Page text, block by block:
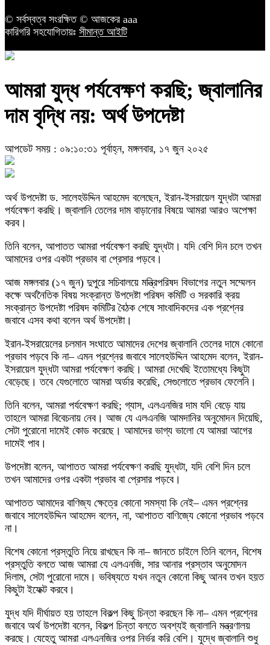
© সর্বস্বত্ব সংরক্ষিত © আজকের aaa
কারিগরি সহযোগিতায়ঃ সীমান্ত আইটি
আমরা যুদ্ধ পর্যবেক্ষণ করছি; জ্বালানির
দাম বৃদ্ধি নয়: অর্থ উপদেষ্টা
আপডেট সময় : ০৯:১০:৩১ পূর্বাহ্ন, মঙ্গলবার, ১৭ জুন ২০২৫
অর্থ উপদেষ্টা ড. সালেহউদ্দিন আহমেদ বলেছেন, ইরান-ইসরায়েল যুদ্ধটা আমরা
পর্যবেক্ষণ করছি। জ্বালানি তেলের দাম বাড়ানোর বিষয়ে আমরা আরও অপেক্ষা
করব।
তিনি বলেন, আপাতত আমরা পর্যবেক্ষণ করছি যুদ্ধটা। যদি বেশি দিন চলে তখন
আমাদের ওপর একটা প্রভাব বা প্রেসার পড়বে।
আজ মঙ্গলবার (১৭ জুন) দুপুরে সচিবালয়ে মন্ত্রিপরিষদ বিভাগের নতুন সম্মেলন
কক্ষে অর্থনৈতিক বিষয় সংক্রান্ত উপদেষ্টা পরিষদ কমিটি ও সরকারি ক্রয়
সংক্রান্ত উপদেষ্টা পরিষদ কমিটির বৈঠক শেষে সাংবাদিকদের এক প্রশ্নের
জবাবে এসব কথা বলেন অর্থ উপদেষ্টা।
ইরান-ইসরায়েলের চলমান সংঘাতে আমাদের দেশের জ্বালানি তেলের দামে কোনো
প্রভাব পড়বে কি না– এমন প্রশ্নের জবাবে সালেহউদ্দিন আহমেদ বলেন, ইরান-
ইসরায়েল যুদ্ধটা আমরা পর্যবেক্ষণ করছি। আমরা দেখেছি ইতোমধ্যে কিছুটা
বেড়েছে। তবে যেগুলোতে আমরা অর্ডার করেছি, সেগুলোতে প্রভাব ফেলেনি।
তিনি বলেন, আমরা পর্যবেক্ষণ করছি; গ্যাস, এলএনজির দাম যদি বেড়ে যায়
তাহলে আমরা বিবেচনায় নেব। আজ যে এলএনজি আমদানির অনুমোদন দিয়েছি,
সেটা পুরোনো দামেই কোড করেছে। আমাদের ভাগ্য ভালো যে আমরা আগের
দামেই পাব।
উপদেষ্টা বলেন, আপাতত আমরা পর্যবেক্ষণ করছি যুদ্ধটা, যদি বেশি দিন চলে
তখন আমাদের ওপর একটা প্রভাব বা প্রেসার পড়বে।
আপাতত আমাদের বাণিজ্য ক্ষেত্রে কোনো সমস্যা কি নেই– এমন প্রশ্নের
জবাবে সালেহউদ্দিন আহমেদ বলেন, না, আপাতত বাণিজ্যে কোনো প্রভাব পড়বে
না।
বিশেষ কোনো প্রস্তুতি নিয়ে রাখছেন কি না– জানতে চাইলে তিনি বলেন, বিশেষ
প্রস্তুতি বলতে আজ আমরা যে এলএনজি, সার আনার প্রস্তাব অনুমোদন
দিলাম, সেটা পুরোনো দামে। ভবিষ্যতে যখন নতুন কোনো কিছু আনব তখন হয়ত
কিছুটা ইফেক্ট করবে।
যুদ্ধ যদি দীর্ঘায়ত হয় তাহলে বিকল্প কিছু চিন্তা করছেন কি না– এমন প্রশ্নের
জবাবে অর্থ উপদেষ্টা বলেন, বিকল্প চিন্তা বলতে অবশ্যই জ্বালানি মন্ত্রণালয়
করছে। যেহেতু আমরা এলএনজির ওপর নির্ভর করি বেশি। যুদ্ধে জ্বালানি শুধু